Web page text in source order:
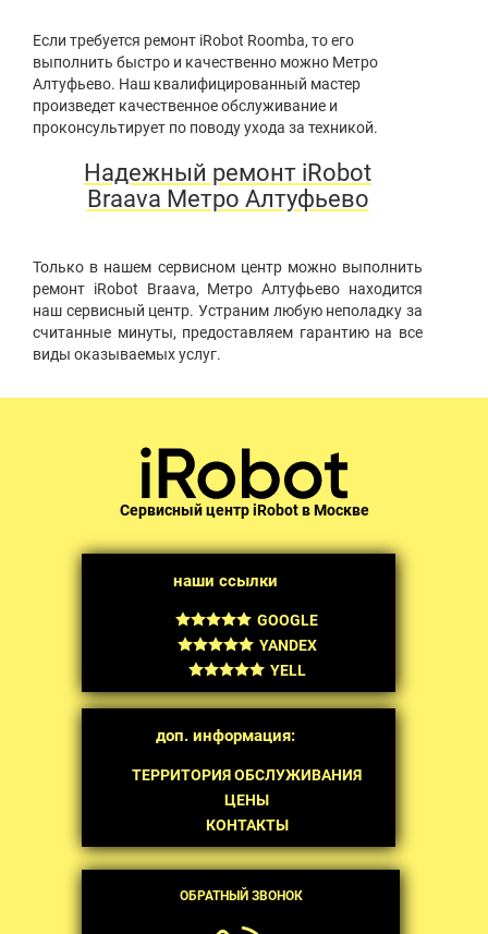
Если требуется ремонт iRobot Roomba, то его
выполнить быстро и качественно можно Метро
Алтуфьево. Наш квалифицированный мастер
произведет качественное обслуживание и
проконсультирует по поводу ухода за техникой.
Надежный ремонт iRobot
Braava Метро Алтуфьево
Только в нашем сервисном центр можно выполнить
ремонт iRobot Braava, Метро Алтуфьево находится
наш сервисный центр. Устраним любую неполадку за
считанные минуты, предоставляем гарантию на все
виды оказываемых услуг.
Сервисный центр iRobot в Москве
наши ссылки
GOOGLE
YANDEX
YELL
доп. информация:
ТЕРРИТОРИЯ ОБСЛУЖИВАНИЯ
ЦЕНЫ
КОНТАКТЫ
ОБРАТНЫЙ ЗВОНОК